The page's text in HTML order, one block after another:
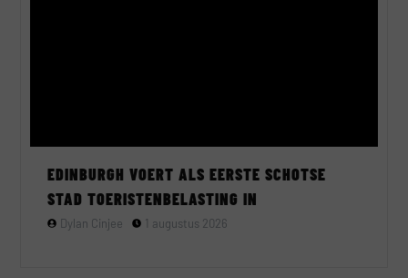
EDINBURGH VOERT ALS EERSTE SCHOTSE
STAD TOERISTENBELASTING IN
Dylan Cinjee 1 augustus 2026